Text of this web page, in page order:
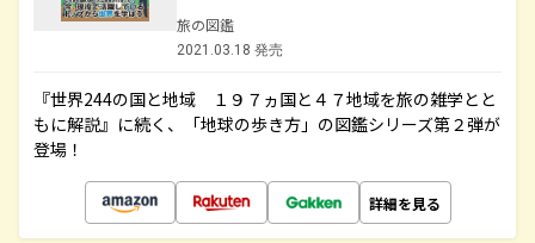
旅の図鑑
2021.03.18 発売
『世界244の国と地域 １９７ヵ国と４７地域を旅の雑学とと
もに解説』に続く、「地球の歩き方」の図鑑シリーズ第２弾が
登場！
詳細を見る